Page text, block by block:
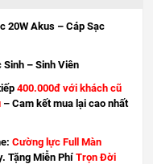
20W Akus – Cáp Sạc
Sinh – Sinh Viên
400.000đ với khách cũ
– Cam kết mua lại cao nhất
Cường lực Full Màn
Tặng Miễn PhíTrọn Đời